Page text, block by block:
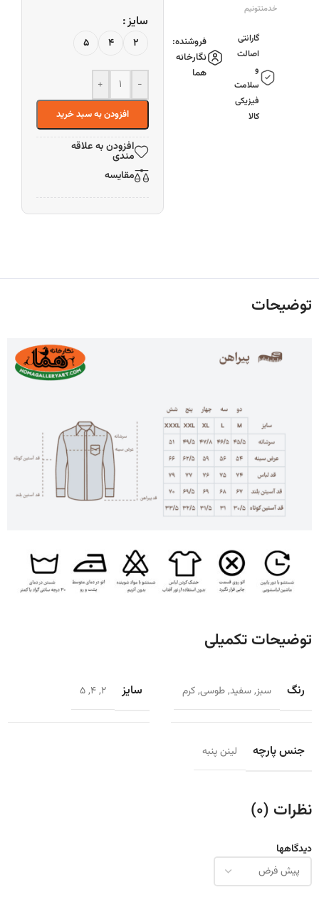
خدمتتونیم
گارانتی
اصالت
و
سلامت
فیزیکی
کالا
فروشنده:
نگارخانه
هما
سایز
2
4
5
-
+
افزودن به سبد خرید
افزودن به علاقه
مندی
مقایسه
توضیحات
توضیحات تکمیلی
رنگ سبز,سفید,طوسی,کرم سایز 2
,
4
,
5
جنس پارچه لینن پنبه
نظرات (0)
دیدگاهها